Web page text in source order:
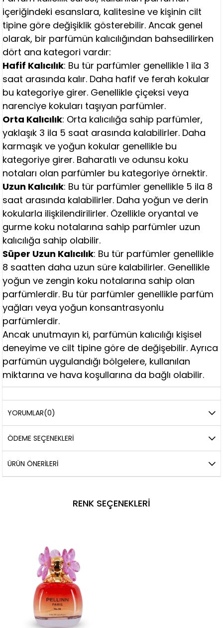
içeriğindeki esanslara, kalitesine ve kişinin cilt
tipine göre değişiklik gösterebilir. Ancak genel
olarak, bir parfümün kalıcılığından bahsedilirken
dört ana kategori vardır:
Hafif Kalıcılık: Bu tür parfümler genellikle 1 ila 3
saat arasında kalır. Daha hafif ve ferah kokular
bu kategoriye girer. Genellikle çiçeksi veya
narenciye kokuları taşıyan parfümler.
Orta Kalıcılık: Orta kalıcılığa sahip parfümler,
yaklaşık 3 ila 5 saat arasında kalabilirler. Daha
karmaşık ve yoğun kokular genellikle bu
kategoriye girer. Baharatlı ve odunsu koku
notaları olan parfümler bu kategoriye örnektir.
Uzun Kalıcılık: Bu tür parfümler genellikle 5 ila 8
saat arasında kalabilirler. Daha yoğun ve derin
kokularla ilişkilendirilirler. Özellikle oryantal ve
gurme koku notalarına sahip parfümler uzun
kalıcılığa sahip olabilir.
Süper Uzun Kalıcılık: Bu tür parfümler genellikle
8 saatten daha uzun süre kalabilirler. Genellikle
yoğun ve zengin koku notalarına sahip olan
parfümlerdir. Bu tür parfümler genellikle parfüm
yağları veya yoğun konsantrasyonlu
parfümlerdir.
Ancak unutmayın ki, parfümün kalıcılığı kişisel
deneyime ve cilt tipine göre de değişebilir. Ayrıca
parfümün uygulandığı bölgelere, kullanılan
miktarına ve hava koşullarına da bağlı olabilir.
YORUMLAR(0)
ÖDEME SEÇENEKLERI
ÜRÜN ÖNERILERI
RENK SEÇENEKLERI